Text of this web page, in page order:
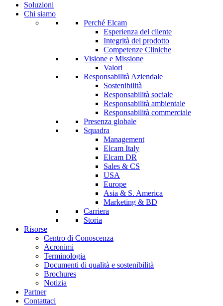
Soluzioni
Chi siamo
Perché Elcam
Esperienza del cliente
Integrità del prodotto
Competenze Cliniche
Visione e Missione
Valori
Responsabilità Aziendale
Sostenibilità
Responsabilità sociale
Responsabilità ambientale
Responsabilità commerciale
Presenza globale
Squadra
Management
Elcam Italy
Elcam DR
Sales & CS
USA
Europe
Asia & S. America
Marketing & BD
Carriera
Storia
Risorse
Centro di Conoscenza
Acronimi
Terminologia
Documenti di qualità e sostenibilità
Brochures
Notizia
Partner
Contattaci